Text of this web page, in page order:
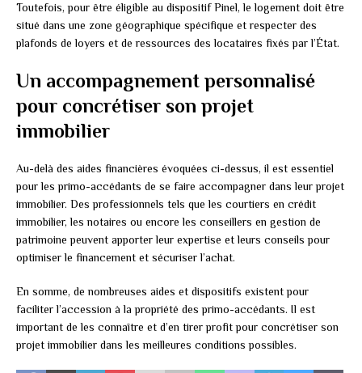
Toutefois, pour être éligible au dispositif Pinel, le logement doit être
situé dans une zone géographique spécifique et respecter des
plafonds de loyers et de ressources des locataires fixés par l’État.
Un accompagnement personnalisé
pour concrétiser son projet
immobilier
Au-delà des aides financières évoquées ci-dessus, il est essentiel
pour les primo-accédants de se faire accompagner dans leur projet
immobilier. Des professionnels tels que les courtiers en crédit
immobilier, les notaires ou encore les conseillers en gestion de
patrimoine peuvent apporter leur expertise et leurs conseils pour
optimiser le financement et sécuriser l’achat.
En somme, de nombreuses aides et dispositifs existent pour
faciliter l’accession à la propriété des primo-accédants. Il est
important de les connaître et d’en tirer profit pour concrétiser son
projet immobilier dans les meilleures conditions possibles.